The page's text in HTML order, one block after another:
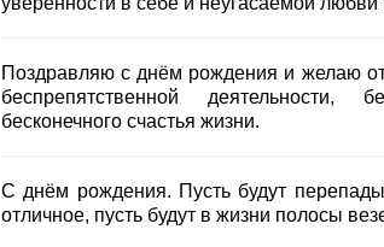
Поздравляю с днём рождения и желаю
беспрепятственной деятельности,
бесконечного счастья жизни.
С днём рождения. Пусть будут
отличное, пусть будут в жизни полосы